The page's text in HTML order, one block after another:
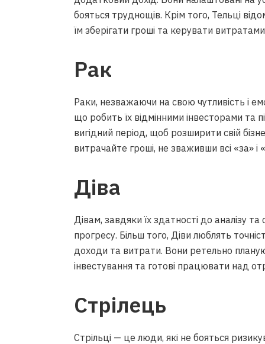
бояться труднощів. Крім того, Тельці
їм зберігати гроші та керувати
Рак
Раки, незважаючи на свою чутливість і
що робить їх відмінними інвесторами та
вигідний період, щоб розширити свій
витрачайте гроші, не зваживши всі «за» і
Діва
Дівам, завдяки їх здатності до аналізу
прогресу. Більш того, Діви люблять
доходи та витрати. Вони ретельно
інвестування та готові працювати над
Стрілець
Стрільці — це люди, які не бояться